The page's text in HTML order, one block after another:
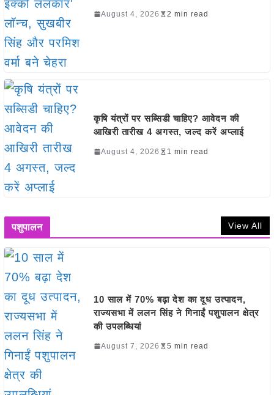
August 4, 2026 2 min read
कृषि यंत्रों पर सब्सिडी चाहिए? आवेदन की
आखिरी तारीख 4 अगस्त, जल्द करें अप्लाई
August 4, 2026 1 min read
पशुपालन View All
10 साल में 70% बढ़ा देश का दूध उत्पादन,
राज्यसभा में ललन सिंह ने गिनाईं पशुपालन क्षेत्र
की उपलब्धियां
August 7, 2026 5 min read